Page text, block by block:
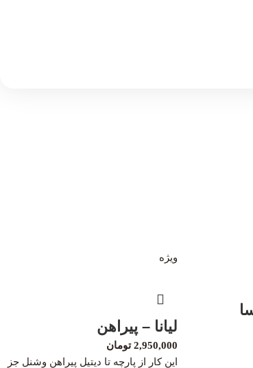
ویژه
لیانا – پیراهن
2,950,000 تومان
این کار از پارچه تا دیتیل پیراهن وشنل جز